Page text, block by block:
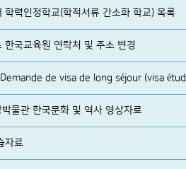
학력인정학교(학적서류 간소화 학교) 목록
한국교육원 연락처 및 주소 변경
Demande de visa de long séjour (visa
박물관 한국문화 및 역사 영상자료
자료